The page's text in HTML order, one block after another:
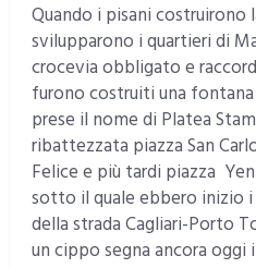
Quando i pisani costruirono
svilupparono i quartieri di
crocevia obbligato e
furono costruiti una
prese il nome di Platea
ribattezzata piazza San
Felice e più tardi piazza
sotto il quale ebbero inizio
della strada Cagliari-Porto
un cippo segna ancora